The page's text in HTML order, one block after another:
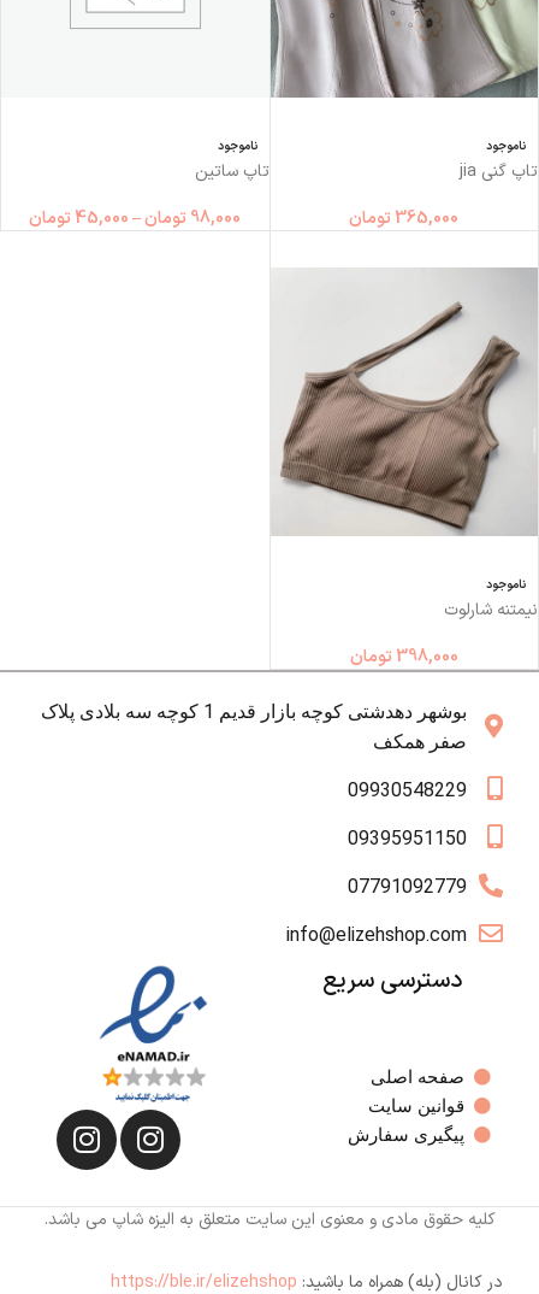
ناموجود
تاپ گني jia
365,000 تومان
ناموجود
تاپ ساتين
98,000 تومان–
45,000 تومان
ناموجود
نیمتنه شارلوت
398,000 تومان
بوشهر دهدشتی کوچه بازار قدیم 1 کوچه سه بلادی پلاک
صفر همکف
09930548229
09395951150
07791092779
info@elizehshop.com
دسترسی سریع
صفحه اصلی
قوانین سایت
پیگیری سفارش
کلیه حقوق مادی و معنوی این سایت متعلق به الیزه شاپ می باشد.
در کانال (بله) همراه ما باشید: https://ble.ir/elizehshop